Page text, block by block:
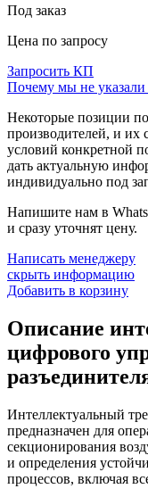
Под заказ
Цена по запросу
Запросить КП
Почему мы не указали
Некоторые позиции
производителей, и их
условий конкретной
дать актуальную
индивидуально под
Напишите нам в
и сразу уточнят цену.
Написать менеджеру
скрыть информацию
Добавить в корзину
Описание
цифрового
Интеллектуальный
предназначен для
секционирования
и определения
процессов, включая